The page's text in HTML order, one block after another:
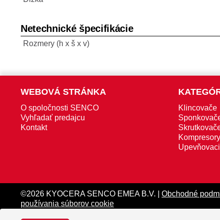
Netechnické špecifikácie
Rozmery (h x š x v)
WEBOVÁ STRÁNKA
O spoločnosti SENCO
Vyhľadať predajcu
Kontakt
Klincovače
Kompresory
©2026 KYOCERA SENCO EMEA B.V. | Obchodné
používania súborov cookie